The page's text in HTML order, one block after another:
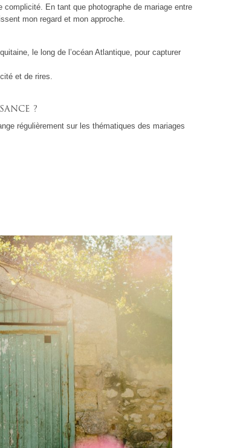
En tant que photographe de mariage entre
mon regard et mon approche.
le long de l’océan Atlantique, pour capturer
et de rires.
?
régulièrement sur les thématiques des mariages